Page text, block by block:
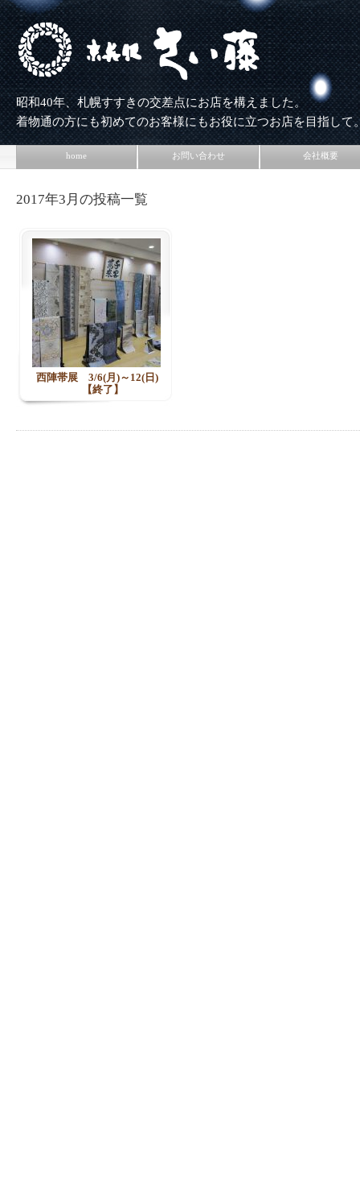
昭和40年、札幌すすきの交差点にお店を構えました。
着物通の方にも初めてのお客様にもお役に立つお店を目指して
home お問い合わせ 会社概要
2017年3月の投稿一覧
西陣帯展 3/6(月)～12(日)
【終了】